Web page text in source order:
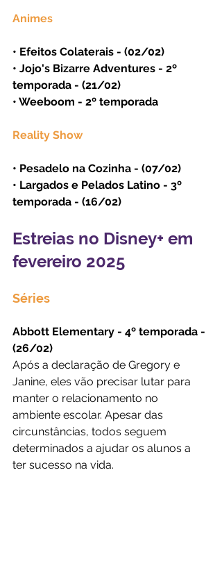
Animes
• Efeitos Colaterais - (02/02)
• Jojo's Bizarre Adventures - 2º
temporada - (21/02)
• Weeboom - 2º temporada
Reality Show
• Pesadelo na Cozinha - (07/02)
• Largados e Pelados Latino - 3º
temporada - (16/02)
Estreias no Disney+ em
fevereiro 2025
Séries
Abbott Elementary - 4º temporada -
(26/02)
Após a declaração de Gregory e
Janine, eles vão precisar lutar para
manter o relacionamento no
ambiente escolar. Apesar das
circunstâncias, todos seguem
determinados a ajudar os alunos a
ter sucesso na vida.